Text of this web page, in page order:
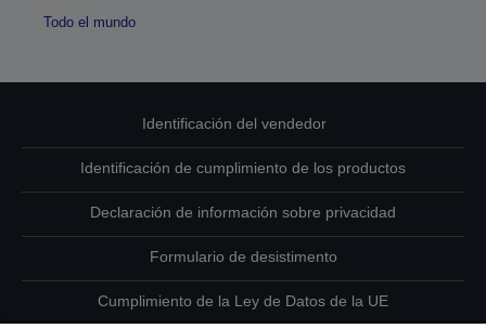
Todo el mundo
Identificación del vendedor
Identificación de cumplimiento de los productos
Declaración de información sobre privacidad
Formulario de desistimento
Cumplimiento de la Ley de Datos de la UE